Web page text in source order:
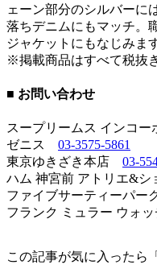
ェーン部分のシルバーに
落ちデニムにもマッチ。
ジャケットにもなじみま
※掲載商品はすべて税抜
■ お問い合わせ
スープリームス インコ
ゼニス 03-3575-5861
東京ゆきざき本店 03-
ハム 神宮前 アトリエ&
ファイブサーティーパー
フランク ミュラー ウォ
この記事が気に入ったら